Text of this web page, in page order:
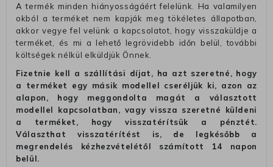
A termék minden hiányosságáért felelünk. Ha valamilyen
okból a terméket nem kapják meg tökéletes állapotban,
akkor vegye fel velünk a kapcsolatot, hogy visszaküldje a
terméket, és mi a lehető legrövidebb időn belül, további
költségek nélkül elküldjük Önnek.
Fizetnie kell a szállítási díjat, ha azt szeretné, hogy
a terméket egy másik modellel cseréljük ki, azon az
alapon, hogy meggondolta magát a választott
modellel kapcsolatban, vagy vissza szeretné küldeni
a terméket, hogy visszatérítsük a pénztét.
Választhat visszatérítést is, de legkésőbb a
megrendelés kézhezvételétől számított 14 napon
belül.